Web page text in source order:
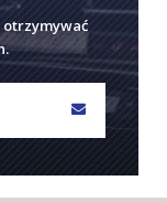
otrzymywać